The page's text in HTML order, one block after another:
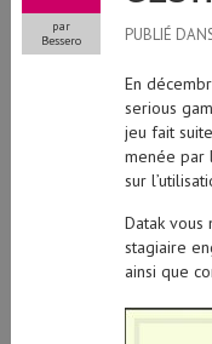
par
Bessero
PUBLIÉ
En
serious
jeu fait
menée par
sur
Datak vous
stagiaire
ainsi que